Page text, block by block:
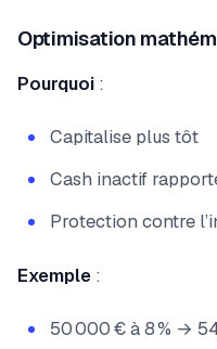
Optimisation
Pourquoi :
Capitalise plus tôt
Cash inactif
Protection contre
Exemple :
50 000 € à 8 % →